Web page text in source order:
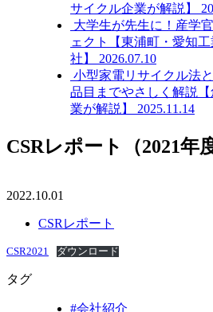
サイクル企業が解説】
大学生が先生に！産学
ェクト【東浦町・愛知
社】
2026.07.10
小型家電リサイクル法
品目までやさしく解説
業が解説】
2025.11.14
CSRレポート（2021年
2022.10.01
CSRレポート
CSR2021 ダウンロード
タグ
#会社紹介